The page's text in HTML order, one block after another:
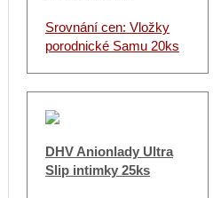
Srovnání cen: Vložky
porodnické Samu 20ks
DHV Anionlady Ultra
Slip intimky 25ks